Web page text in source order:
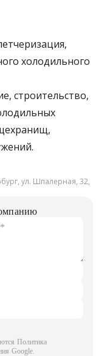
холодильного
строительство,
ул. Шпалерная, 32,
Политика
Google.